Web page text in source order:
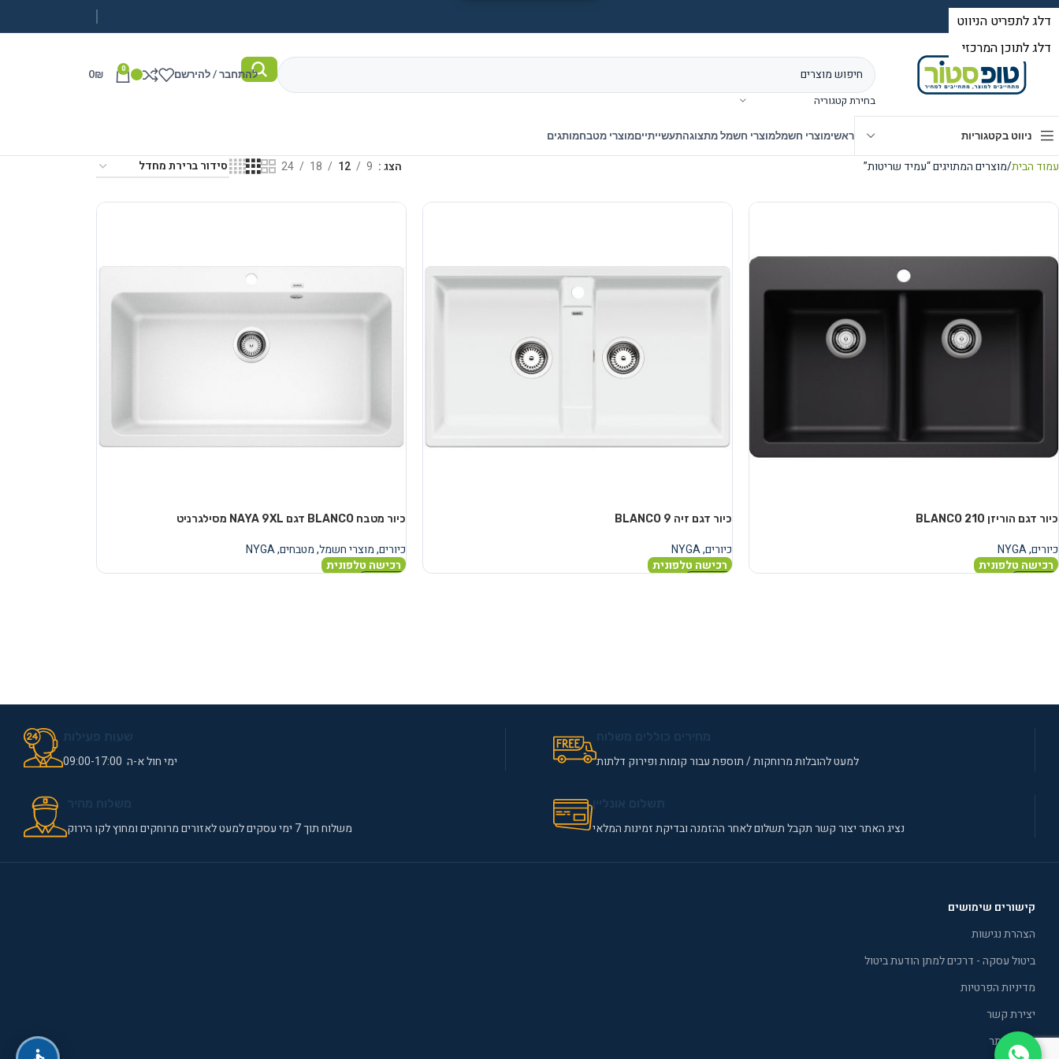
בחירת קטגוריה
להתחבר / להירשם 0
0₪
ניווט בקטגוריות ראשימוצרי חשמלמוצרי חשמל מתצוגהתעשייתייםמוצרי מטבחמותגים
עמוד הבית מוצרים המתויגים “עמיד שריטות” הצג 9
12
18
24
כיור דגם הוריזן 210 BLANCO
כיורים,
NYGA
רכישה טלפונית
כיור דגם זיה BLANCO 9
כיורים,
NYGA
רכישה טלפונית
כיור מטבח BLANCO דגם NAYA 9XL מסילגרניט
כיורים,מוצרי חשמל,מטבחים,
NYGA
רכישה טלפונית
למעט להובלות מרוחקות / תוספת עבור קומות ופירוק דלתות ימי חול א-ה 09:00-17:00
נציג האתר יצור קשר תקבל תשלום לאחר ההזמנה ובדיקת זמינות המלאי משלוח תוך 7 ימי עסקים למעט לאזורים מרוחקים ומחוץ לקו הירוק
קישורים שימושים
הצהרת נגישות
ביטול עסקה - דרכים למתן הודעת ביטול
מדיניות הפרטיות
יצירת קשר
תקנון אתר